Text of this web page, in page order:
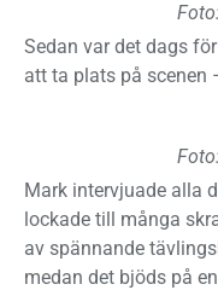
Sedan var det dags
att ta plats på scenen
Mark intervjuade alla
lockade till många
av spännande
medan det bjöds på